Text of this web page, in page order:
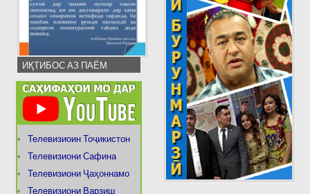
ИҚТИБОС АЗ ПАЁМ
Телевизиоин Тоҷикистон
Телевизиони Сафина
Телевизиони Ҷаҳоннамо
Телевизиони Варзиш